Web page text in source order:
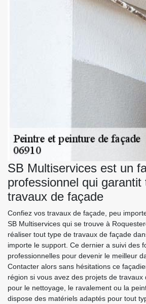
SB Multiservices est un
professionnel qui
travaux de façade
Confiez vos travaux de façade, peu
SB Multiservices qui se trouve à
réaliser tout type de travaux de façade
importe le support. Ce dernier a suivi des
professionnelles pour devenir le meilleur
Contacter alors sans hésitations ce
région si vous avez des projets de
pour le nettoyage, le ravalement ou la
dispose des matériels adaptés pour tout